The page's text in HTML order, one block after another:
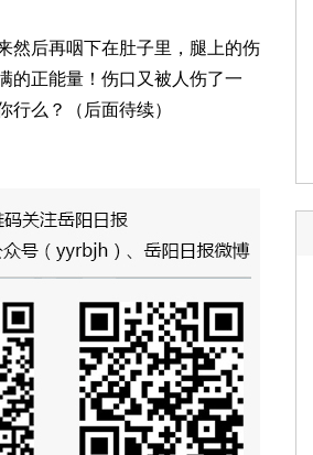
然后再咽下在肚子里，腿上的伤
的正能量！伤口又被人伤了一
么？（后面待续）